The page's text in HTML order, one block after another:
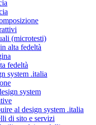
(microtesti)
alta fedeltà
fedeltà
system .italia
system
al design system .italia
di sito e servizi